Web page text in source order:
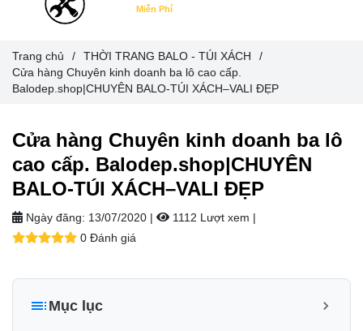
Cửa hàng Chuyên kinh doanh ba lô
cao cấp. Balodep.shop|CHUYÊN
BALO-TÚI XÁCH–VALI ĐẸP
Ngày đăng: 13/07/2020 | 1112 Lượt xem |
0 Đánh giá
Mục lục
Trang chủ / THỜI TRANG BALO - TÚI XÁCH
/
Cửa hàng Chuyên kinh doanh ba lô cao cấp.
Balodep.shop|CHUYÊN BALO-TÚI XÁCH–VALI ĐẸP
Miễn Phí